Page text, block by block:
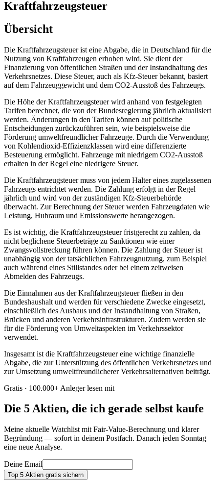
Kraftfahrzeugsteuer
Übersicht
Die Kraftfahrzeugsteuer ist eine Abgabe, die in Deutschland für die
Nutzung von Kraftfahrzeugen erhoben wird. Sie dient der
Finanzierung von öffentlichen Straßen und der Instandhaltung des
Verkehrsnetzes. Diese Steuer, auch als Kfz-Steuer bekannt, basiert
auf dem Fahrzeuggewicht und dem CO2-Ausstoß des Fahrzeugs.
Die Höhe der Kraftfahrzeugsteuer wird anhand von festgelegten
Tarifen berechnet, die von der Bundesregierung jährlich aktualisiert
werden. Änderungen in den Tarifen können auf politische
Entscheidungen zurückzuführen sein, wie beispielsweise die
Förderung umweltfreundlicher Fahrzeuge. Durch die Verwendung
von Kohlendioxid-Effizienzklassen wird eine differenzierte
Besteuerung ermöglicht. Fahrzeuge mit niedrigem CO2-Ausstoß
erhalten in der Regel eine niedrigere Steuer.
Die Kraftfahrzeugsteuer muss von jedem Halter eines zugelassenen
Fahrzeugs entrichtet werden. Die Zahlung erfolgt in der Regel
jährlich und wird von der zuständigen Kfz-Steuerbehörde
überwacht. Zur Berechnung der Steuer werden Fahrzeugdaten wie
Leistung, Hubraum und Emissionswerte herangezogen.
Es ist wichtig, die Kraftfahrzeugsteuer fristgerecht zu zahlen, da
nicht beglichene Steuerbeträge zu Sanktionen wie einer
Zwangsvollstreckung führen können. Die Zahlung der Steuer ist
unabhängig von der tatsächlichen Fahrzeugnutzung, zum Beispiel
auch während eines Stillstandes oder bei einem zeitweisen
Abmelden des Fahrzeugs.
Die Einnahmen aus der Kraftfahrzeugsteuer fließen in den
Bundeshaushalt und werden für verschiedene Zwecke eingesetzt,
einschließlich des Ausbaus und der Instandhaltung von Straßen,
Brücken und anderen Verkehrsinfrastrukturen. Zudem werden sie
für die Förderung von Umweltaspekten im Verkehrssektor
verwendet.
Insgesamt ist die Kraftfahrzeugsteuer eine wichtige finanzielle
Abgabe, die zur Unterstützung des öffentlichen Verkehrsnetzes und
zur Umsetzung umweltfreundlicherer Verkehrsalternativen beiträgt.
Gratis · 100.000+ Anleger lesen mit
Die 5 Aktien, die ich gerade selbst kaufe
Meine aktuelle Watchlist mit Fair-Value-Berechnung und klarer
Begründung — sofort in deinem Postfach. Danach jeden Sonntag
eine neue Analyse.
Deine Email
Top 5 Aktien gratis sichern